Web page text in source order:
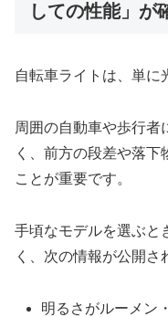
しての性能」が
自転車ライトは、単に
周囲の自動車や歩行者
く、前方の段差や落
ことが重要です。
手頃なモデルを選ぶと
く、次の情報が公開さ
明るさがルーメン